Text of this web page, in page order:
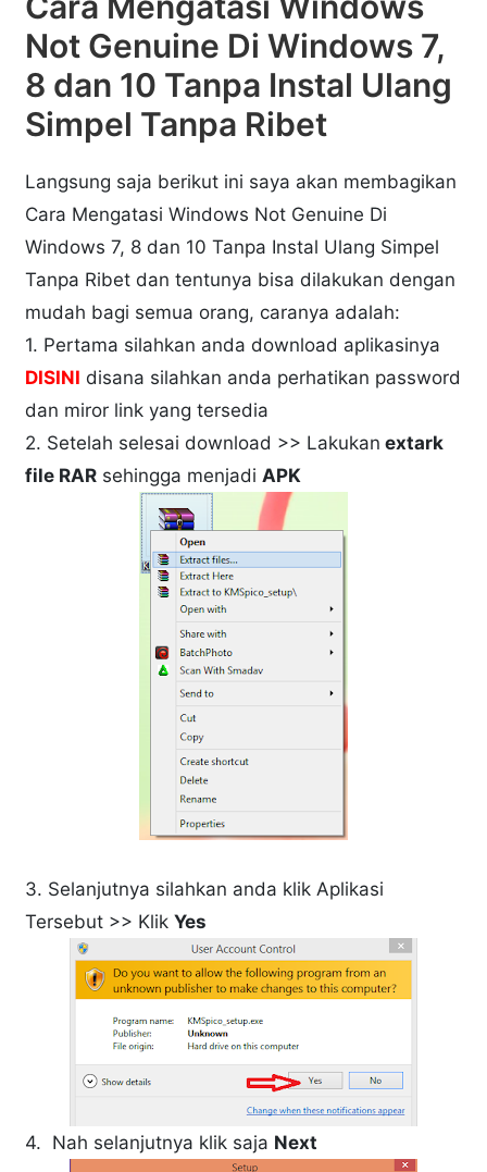
Not Genuine Di Windows 7,
8 dan 10 Tanpa Instal Ulang
Simpel Tanpa Ribet
Langsung saja berikut ini saya akan membagikan
Cara Mengatasi Windows Not Genuine Di
Windows 7, 8 dan 10 Tanpa Instal Ulang Simpel
Tanpa Ribet dan tentunya bisa dilakukan dengan
mudah bagi semua orang, caranya adalah:
1. Pertama silahkan anda download aplikasinya
DISINI disana silahkan anda perhatikan password
dan miror link yang tersedia
2. Setelah selesai download >> Lakukan extark
file RAR sehingga menjadi APK
3. Selanjutnya silahkan anda klik Aplikasi
Tersebut >> KlikYes
4. Nah selanjutnya klik saja Next